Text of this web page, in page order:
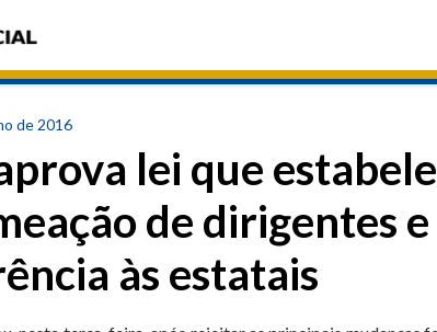
de 2016
lei que
de dirigentes
às estatais